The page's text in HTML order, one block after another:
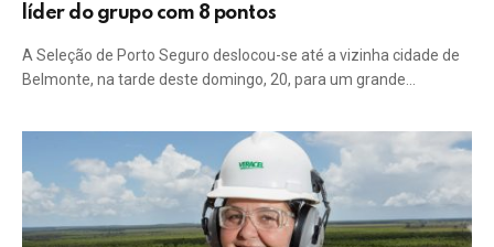
líder do grupo com 8 pontos
A Seleção de Porto Seguro deslocou-se até a vizinha cidade de
Belmonte, na tarde deste domingo, 20, para um grande…